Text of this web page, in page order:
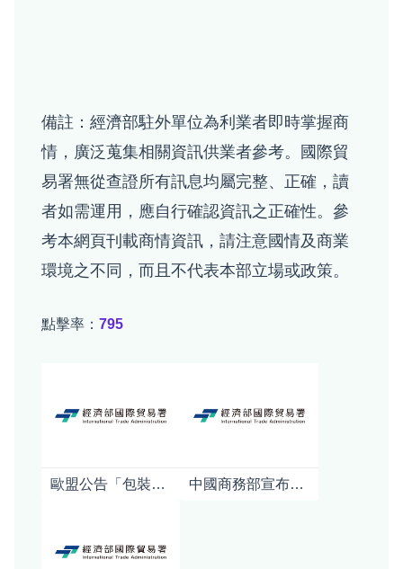
備註：經濟部駐外單位為利業者即時掌握商
情，廣泛蒐集相關資訊供業者參考。國際貿
易署無從查證所有訊息均屬完整、正確，讀
者如需運用，應自行確認資訊之正確性。參
考本網頁刊載商情資訊，請注意國情及商業
環境之不同，而且不代表本部立場或政策。
點擊率： 795
歐盟公告「包裝及包裝廢棄物規章」(PPWR)之指引及常見問答 中國商務部宣布對日本強化軍商兩用貨品出口管制對日本產業影響之初步分析